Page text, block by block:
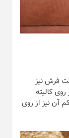
فرش نیز
کالیته
آن نیز از روی